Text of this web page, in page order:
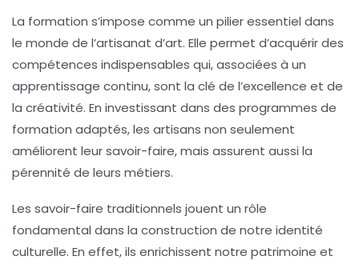
La formation s’impose comme un pilier essentiel dans
le monde de l’artisanat d’art. Elle permet d’acquérir des
compétences indispensables qui, associées à un
apprentissage continu, sont la clé de l’excellence et de
la créativité. En investissant dans des programmes de
formation adaptés, les artisans non seulement
améliorent leur savoir-faire, mais assurent aussi la
pérennité de leurs métiers.
Les savoir-faire traditionnels jouent un rôle
fondamental dans la construction de notre identité
culturelle. En effet, ils enrichissent notre patrimoine et